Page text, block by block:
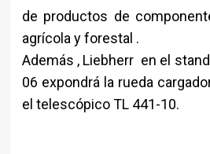
de productos de
agrícola y forestal .
Además , Liebherr en el
06 expondrá la rueda
el telescópico TL 441-10.